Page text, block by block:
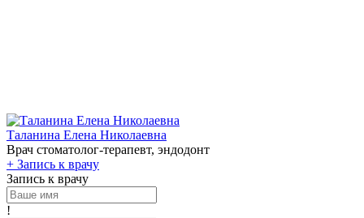
Таланина Елена Николаевна
Врач стоматолог-терапевт, эндодонт
+ Запись к врачу
Запись к врачу
!